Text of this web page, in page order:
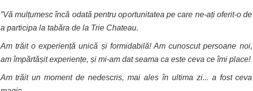
”Vă mulțumesc încă odată pentru oportunitatea pe care ne-ați oferit-o de
a participa la tabăra de la Trie Chateau.
Am trăit o experiență unică și formidabilă! Am cunoscut persoane noi,
am împărtășit experiențe, și mi-am dat seama ca este ceva ce îmi place!
Am trăit un moment de nedescris, mai ales în ultima zi... a fost ceva